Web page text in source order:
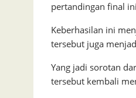
pertandingan final
Keberhasilan ini
tersebut juga
Yang jadi sorotan
tersebut kembali